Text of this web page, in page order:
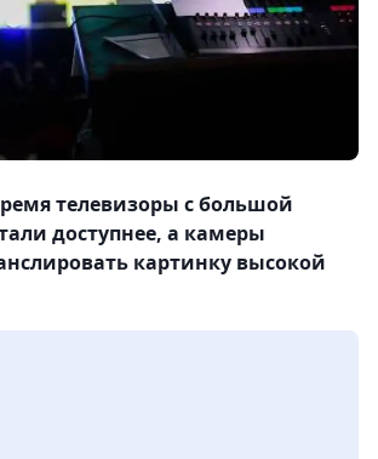
телевизоры с большой
доступнее, а камеры
картинку высокой